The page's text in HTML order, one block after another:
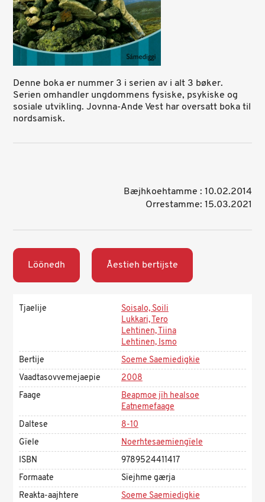
Denne boka er nummer 3 i serien av i alt 3 bøker.
Serien omhandler ungdommens fysiske, psykiske og
sosiale utvikling. Jovnna-Ande Vest har oversatt boka til
nordsamisk.
Bæjhkoehtamme : 10.02.2014
Orrestamme: 15.03.2021
Löönedh Åestieh bertijste
Tjaelije
Soisalo, Soili
Lukkari, Tero
Lehtinen, Tiina
Lehtinen, Ismo
Bertije
Soeme Saemiedigkie
Vaadtasovvemejaepie
2008
Faage
Beapmoe jïh healsoe
Eatnemefaage
Daltese
8-10
Gïele
Noerhtesaemiengïele
ISBN
9789524411417
Formaate
Sïejhme gærja
Reakta-aajhtere
Soeme Saemiedigkie